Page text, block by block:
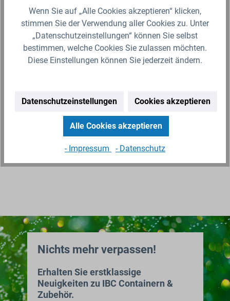
10x NBR Dichtung O-Ring für Innengewinde
Swivel Überwurfmutter
Die NBR O-Ring aus Acrylnitril-Butadien-Kautschuk
ist unter anderem geeignet für Klemmfittings/-
2,49 €*
Lieferzeit 2-3 Werktage (Versand mit DHL Paket)
Zum Artikel
Nichts mehr verpassen!
Erhalten Sie erstklassige
Neuigkeiten zu IBC Containern &
Zubehör.
Wenn Sie auf „Alle Cookies akzeptieren“ klicken,
stimmen Sie der Verwendung aller Cookies zu. Unter
„Datenschutzeinstellungen“ können Sie selbst
bestimmen, welche Cookies Sie zulassen möchten.
Diese Einstellungen können Sie jederzeit ändern.
Datenschutzeinstellungen Cookies akzeptieren
Alle Cookies akzeptieren
- Impressum - Datenschutz